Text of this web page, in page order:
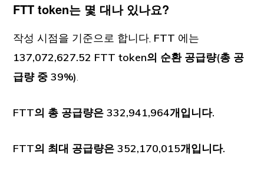
FTT token는 몇 대나 있나요?
작성 시점을 기준으로 합니다, FTT 에는
137,072,627.52 FTT token의 순환 공급량(총 공
급량 중 39%).
FTT의 총 공급량은 332,941,964개입니다.
FTT의 최대 공급량은 352,170,015개입니다.